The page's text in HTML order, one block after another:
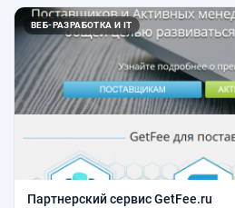
ВЕБ-РАЗРАБОТКА И IT
Партнерский сервис GetFee.ru